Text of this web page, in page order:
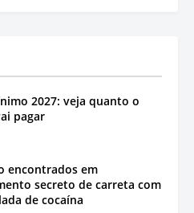
2027: veja quanto o
pagar
encontrados em
secreto de carreta com
de cocaína